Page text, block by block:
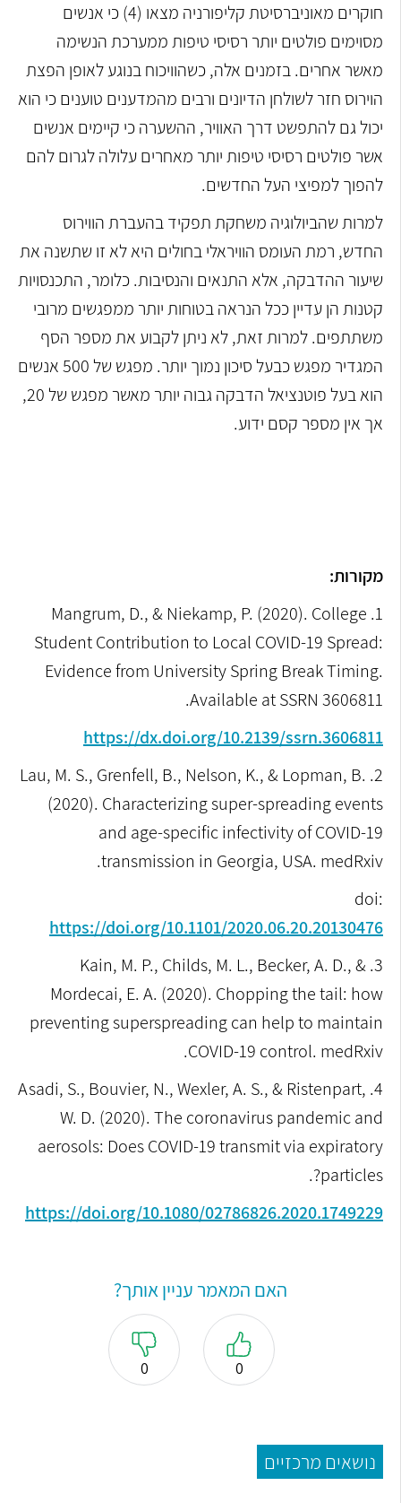
חוקרים מאוניברסיטת קליפורניה מצאו (4) כי אנשים
מסוימים פולטים יותר רסיסי טיפות ממערכת הנשימה
מאשר אחרים. בזמנים אלה, כשהוויכוח בנוגע לאופן הפצת
הוירוס חזר לשולחן הדיונים ורבים מהמדענים טוענים כי הוא
יכול גם להתפשט דרך האוויר, ההשערה כי קיימים אנשים
אשר פולטים רסיסי טיפות יותר מאחרים עלולה לגרום להם
להפוך למפיצי העל החדשים.
למרות שהביולוגיה משחקת תפקיד בהעברת הווירוס
החדש, רמת העומס הוויראלי בחולים היא לא זו שתשנה את
שיעור ההדבקה, אלא התנאים והנסיבות. כלומר, התכנסויות
קטנות הן עדיין ככל הנראה בטוחות יותר ממפגשים מרובי
משתתפים. למרות זאת, לא ניתן לקבוע את מספר הסף
המגדיר מפגש כבעל סיכון נמוך יותר. מפגש של 500 אנשים
הוא בעל פוטנציאל הדבקה גבוה יותר מאשר מפגש של 20,
אך אין מספר קסם ידוע.
מקורות:
1. Mangrum, D., & Niekamp, P. (2020). College
Student Contribution to Local COVID-19 Spread:
Evidence from University Spring Break Timing.
Available at SSRN 3606811.
https://dx.doi.org/10.2139/ssrn.3606811
2. Lau, M. S., Grenfell, B., Nelson, K., & Lopman, B.
(2020). Characterizing super-spreading events
and age-specific infectivity of COVID-19
transmission in Georgia, USA. medRxiv.‏
doi:
https://doi.org/10.1101/2020.06.20.20130476
3. Kain, M. P., Childs, M. L., Becker, A. D., &
Mordecai, E. A. (2020). Chopping the tail: how
preventing superspreading can help to maintain
COVID-19 control. medRxiv.‏
4. Asadi, S., Bouvier, N., Wexler, A. S., & Ristenpart,
W. D. (2020). The coronavirus pandemic and
aerosols: Does COVID-19 transmit via expiratory
particles?.‏
https://doi.org/10.1080/02786826.2020.1749229
האם המאמר עניין אותך?
0
0
נושאים מרכזיים